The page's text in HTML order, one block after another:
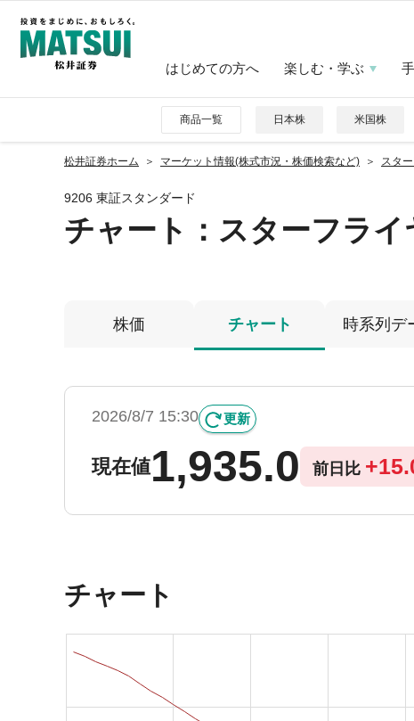
はじめての方へ 楽しむ・学ぶ
商品一覧 日本株 米国株
松井証券ホーム マーケット情報(株式市況・株価検索など) スタ
9206 東証スタンダード
チャート： スターフライ
株価 チャート 時系列デ
2026/8/7 15:30 更新
現在値1,935.0 前日比 +
チャート